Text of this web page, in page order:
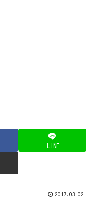
LINE
2017.03.02